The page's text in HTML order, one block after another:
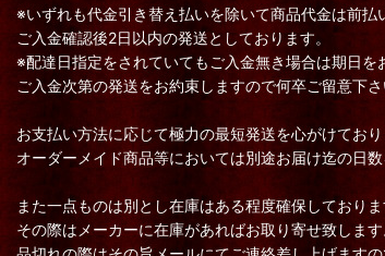
※いずれも代金引き替え払いを除いて商品代金は前払
ご入金確認後2日以内の発送としております。
※配達日指定をされていてもご入金無き場合は期日を
ご入金次第の発送をお約束しますので何卒ご留意下さ
お支払い方法に応じて極力の最短発送を心がけており
オーダーメイド商品等においては別途お届け迄の日数
また一点ものは別とし在庫はある程度確保しており
その際はメーカーに在庫があればお取り寄せ致します